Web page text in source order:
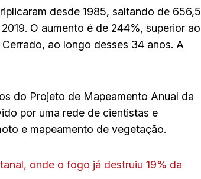
desde 1985, saltando de 656,5
O aumento é de 244%, superior ao
ao longo desses 34 anos. A
do Projeto de Mapeamento Anual da
por uma rede de cientistas e
e mapeamento de vegetação.
onde o fogo já destruiu 19% da